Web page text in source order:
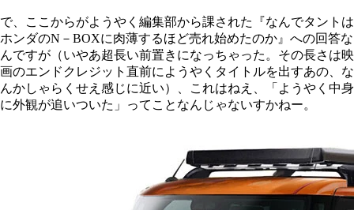
で、ここからがようやく編集部から課された『なんでタントは
ホンダのN－BOXに肉薄するほど売れ始めたのか』への回答な
んですが（いやあ超長い前置きになっちゃった。その長さは映
画のエンドクレジット直前にようやくタイトルを出すあの、な
んかしゃらくせえ感じに近い）、これはねえ、「ようやく中身
に外観が追いついた」ってことなんじゃないすかねー。